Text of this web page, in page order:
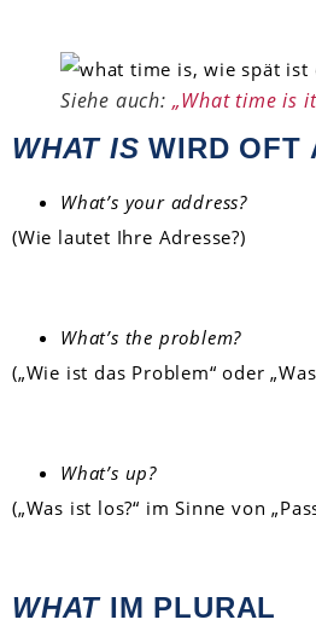
Siehe auch: „What time is
WHAT IS WIRD OFT
What’s your address?
(Wie lautet Ihre Adresse?)
What’s the problem?
(„Wie ist das Problem“ oder
What’s up?
(„Was ist los?“ im Sinne von
WHATIM PLURAL